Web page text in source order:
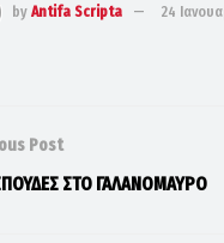
by Antifa Scripta 24
Post
ΣΤΟ ΓΑΛΑΝΟΜΑΥΡΟ